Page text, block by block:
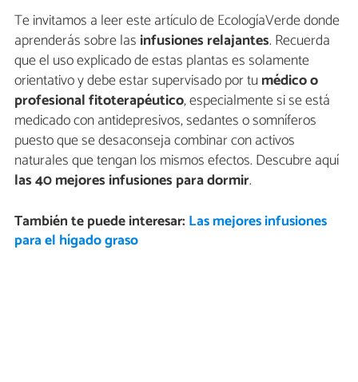
Te invitamos a leer este artículo de EcologíaVerde donde
aprenderás sobre las infusiones relajantes. Recuerda
que el uso explicado de estas plantas es solamente
orientativo y debe estar supervisado por tumédico o
profesional fitoterapéutico, especialmente si se está
medicado con antidepresivos, sedantes o somníferos
puesto que se desaconseja combinar con activos
naturales que tengan los mismos efectos. Descubre aquí
las 40 mejores infusiones para dormir.
También te puede interesar: Las mejores infusiones
para el hígado graso